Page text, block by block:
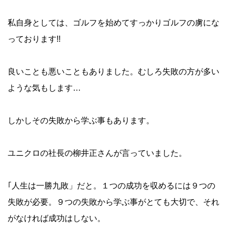
私自身としては、ゴルフを始めてすっかりゴルフの虜にな
っております!!
良いことも悪いこともありました。むしろ失敗の方が多い
ような気もします…
しかしその失敗から学ぶ事もあります。
ユニクロの社長の柳井正さんが言っていました。
｢人生は一勝九敗」だと。１つの成功を収めるには９つの
失敗が必要。９つの失敗から学ぶ事がとても大切で、それ
がなければ成功はしない。